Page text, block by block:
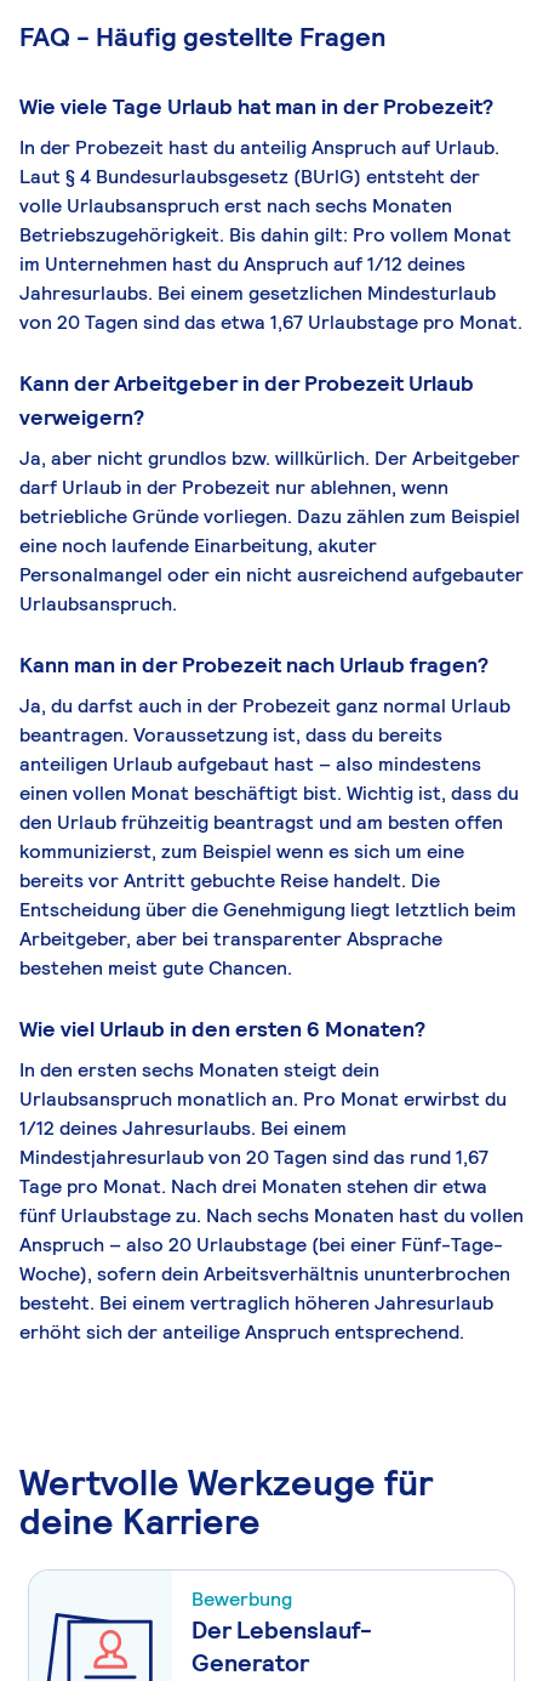
FAQ - Häufig gestellte Fragen
Wie viele Tage Urlaub hat man in der Probezeit?
In der Probezeit hast du anteilig Anspruch auf Urlaub.
Laut § 4 Bundesurlaubsgesetz (BUrlG) entsteht der
volle Urlaubsanspruch erst nach sechs Monaten
Betriebszugehörigkeit. Bis dahin gilt: Pro vollem Monat
im Unternehmen hast du Anspruch auf 1/12 deines
Jahresurlaubs. Bei einem gesetzlichen Mindesturlaub
von 20 Tagen sind das etwa 1,67 Urlaubstage pro Monat.
Kann der Arbeitgeber in der Probezeit Urlaub
verweigern?
Ja, aber nicht grundlos bzw. willkürlich. Der Arbeitgeber
darf Urlaub in der Probezeit nur ablehnen, wenn
betriebliche Gründe vorliegen. Dazu zählen zum Beispiel
eine noch laufende Einarbeitung, akuter
Personalmangel oder ein nicht ausreichend aufgebauter
Urlaubsanspruch.
Kann man in der Probezeit nach Urlaub fragen?
Ja, du darfst auch in der Probezeit ganz normal Urlaub
beantragen. Voraussetzung ist, dass du bereits
anteiligen Urlaub aufgebaut hast – also mindestens
einen vollen Monat beschäftigt bist. Wichtig ist, dass du
den Urlaub frühzeitig beantragst und am besten offen
kommunizierst, zum Beispiel wenn es sich um eine
bereits vor Antritt gebuchte Reise handelt. Die
Entscheidung über die Genehmigung liegt letztlich beim
Arbeitgeber, aber bei transparenter Absprache
bestehen meist gute Chancen.
Wie viel Urlaub in den ersten 6 Monaten?
In den ersten sechs Monaten steigt dein
Urlaubsanspruch monatlich an. Pro Monat erwirbst du
1/12 deines Jahresurlaubs. Bei einem
Mindestjahresurlaub von 20 Tagen sind das rund 1,67
Tage pro Monat. Nach drei Monaten stehen dir etwa
fünf Urlaubstage zu. Nach sechs Monaten hast du vollen
Anspruch – also 20 Urlaubstage (bei einer Fünf-Tage-
Woche), sofern dein Arbeitsverhältnis ununterbrochen
besteht. Bei einem vertraglich höheren Jahresurlaub
erhöht sich der anteilige Anspruch entsprechend.
Wertvolle Werkzeuge für
deine Karriere
Bewerbung
Der Lebenslauf-
Generator